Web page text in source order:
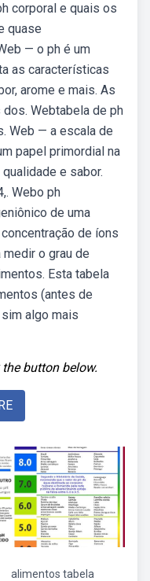
corporal e quais os
quase
— o ph é um
as características
arome e mais. As
Webtabela de ph
Web — a escala de
papel primordial na
e sabor.
Webo ph
de uma
de íons
o grau de
Esta tabela
(antes de
algo mais
button below.
alimentos tabela